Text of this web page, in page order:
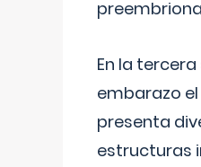
En la
embarazo
presenta
estructuras